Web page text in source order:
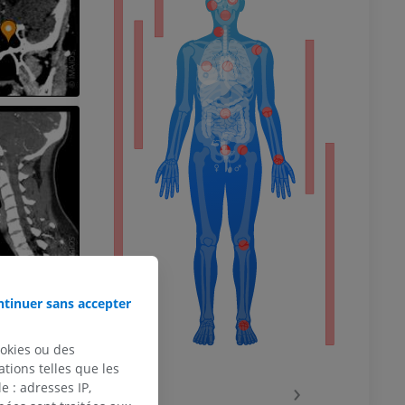
membre
inférieur
›
sans accepter
ou des
telles que les
: adresses IP,